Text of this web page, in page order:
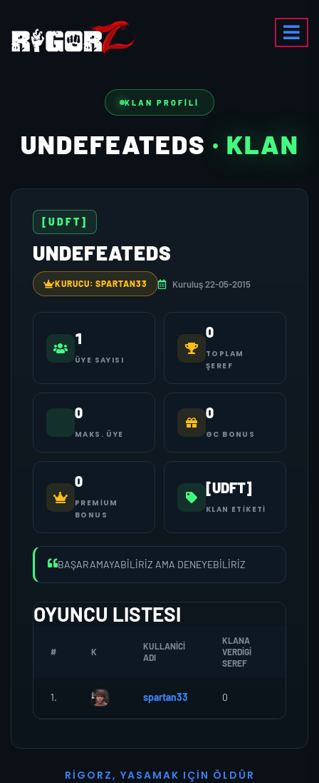
KLAN PROFILI
UNDEFEATEDS · KLAN
[UDFT]
UNDEFEATEDS
KURUCU: SPARTAN33 Kuruluş 22-05-2015
1
ÜYE SAYISI
0
TOPLAM
ŞEREF
0
MAKS. ÜYE
0
GC BONUS
0
PREMIUM
BONUS
[UDFT]
KLAN ETIKETI
BAŞARAMAYABİLİRİZ AMA DENEYEBİLİRİZ
OYUNCU LISTESI
# K
KULLANICI
ADI
KLANA
VERDIGI
SEREF
1. spartan33 0
R I G O R Z, YASAMAK I ÇI N Ö L D Ü R